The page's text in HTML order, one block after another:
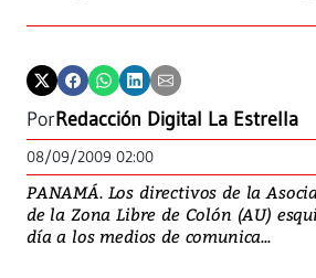
PorRedacción Digital La Estrella
08/09/2009 02:00
PANAMÁ. Los directivos de la
de la Zona Libre de Colón (AU)
día a los medios de comunica...